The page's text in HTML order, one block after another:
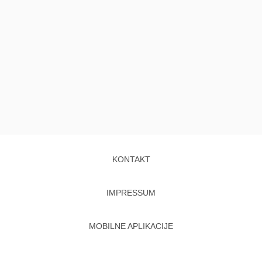
KONTAKT
IMPRESSUM
MOBILNE APLIKACIJE